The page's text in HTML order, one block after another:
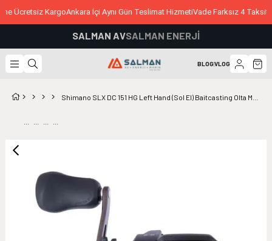
Ücretsiz KargoAnkara İçi Aynı Gün Teslimat HizmetiVade Farksız 4 Taksit
SALMAN AVSALMAN ENERJİ
BLOG|VLOG